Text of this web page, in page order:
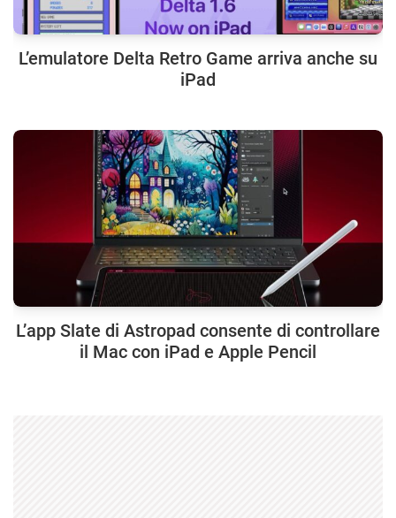
L’emulatore Delta Retro Game arriva anche su
iPad
L’app Slate di Astropad consente di controllare
il Mac con iPad e Apple Pencil